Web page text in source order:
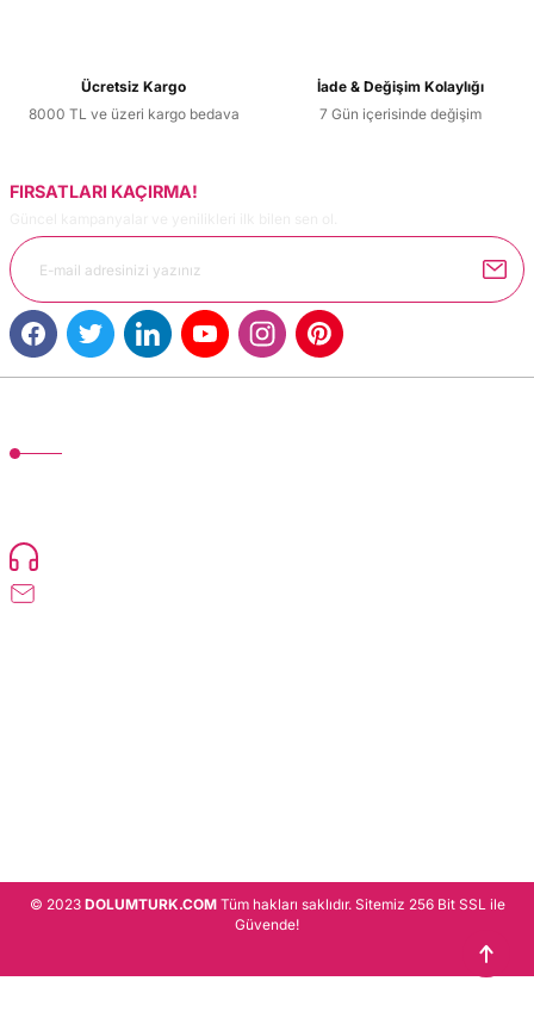
Ücretsiz Kargo
8000 TL ve üzeri kargo bedava
İade & Değişim Kolaylığı
7 Gün içerisinde değişim
FIRSATLARI KAÇIRMA!
© 2023 DOLUMTURK.COMTüm hakları saklıdır. Sitemiz 256 Bit SSL ile
Güvende!